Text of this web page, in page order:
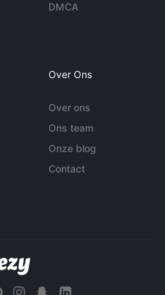
DMCA
Over Ons
Over ons
Ons team
Onze blog
Contact